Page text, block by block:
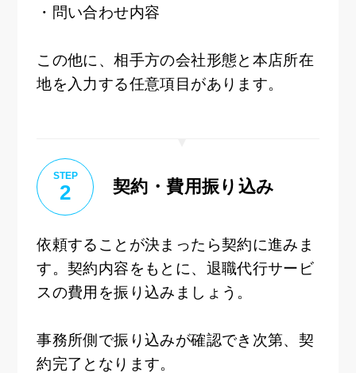
・問い合わせ内容
この他に、相手方の会社形態と本店所在
地を入力する任意項目があります。
STEP
2 契約・費用振り込み
依頼することが決まったら契約に進みま
す。契約内容をもとに、退職代行サービ
スの費用を振り込みましょう。
事務所側で振り込みが確認でき次第、契
約完了となります。